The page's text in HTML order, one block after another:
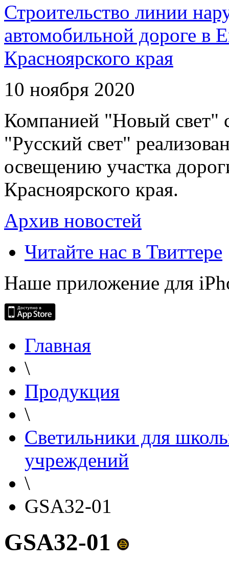
Строительство линии
автомобильной дороге в
Красноярского края
10 ноября 2020
Компанией "Новый свет"
"Русский свет"
освещению участка
Красноярского края.
Архив новостей
Читайте нас в Твиттере
Наше приложение для
Главная
\
Продукция
\
Светильники для
учреждений
\
GSA32-01
GSA32-01